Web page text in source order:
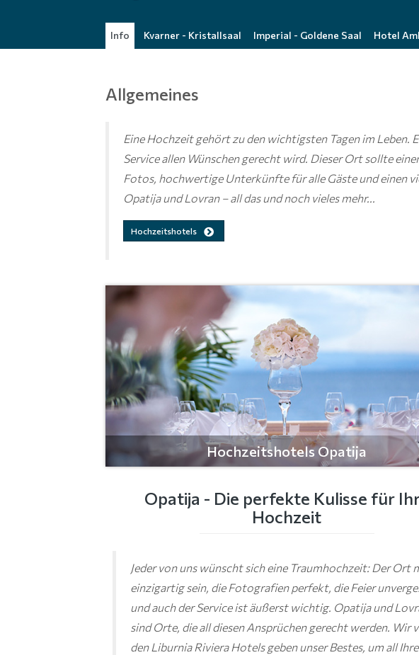
Info Kvarner - Kristallsaal Imperial - Goldene Saal Hotel
Allgemeines
Eine Hochzeit gehört zu den wichtigsten Tagen im Leben.
Service allen Wünschen gerecht wird. Dieser Ort sollte
Fotos, hochwertige Unterkünfte für alle Gäste und einen
Opatija und Lovran – all das und noch vieles mehr...
Hochzeitshotels
Hochzeitshotels Opatija
Opatija - Die perfekte Kulisse für
Hochzeit
Jeder von uns wünscht sich eine Traumhochzeit: Der Ort
einzigartig sein, die Fotografien perfekt, die Feier
und auch der Service ist äußerst wichtig. Opatija und
sind Orte, die all diesen Ansprüchen gerecht werden. Wir
den Liburnia Riviera Hotels geben unser Bestes, um all Ihre